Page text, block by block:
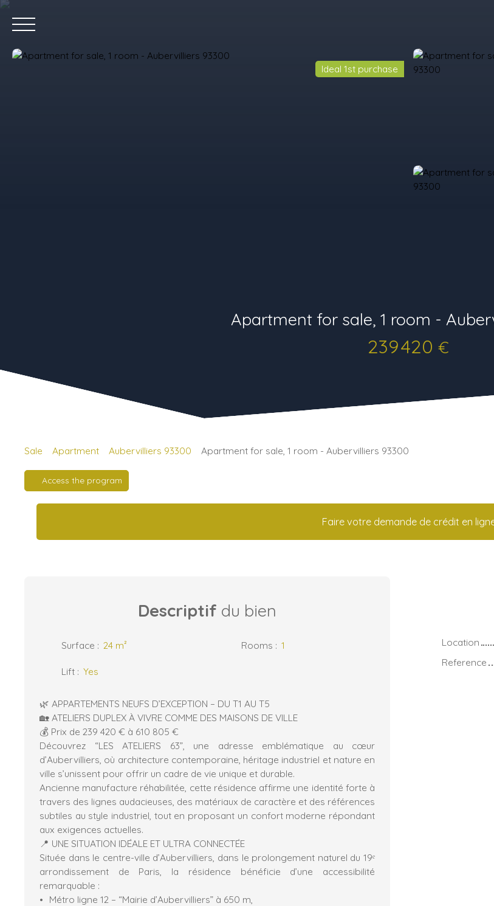
Ideal 1st purchase
Apartment for sale, 1 room -
239 420 €
Sale Apartment Aubervilliers 93300 Apartment for sale, 1 room - Aubervilliers 93300
Access the program
Faire votre demande de crédit en
Descriptif du bien
Surface : 24 m² Rooms : 1
Lift : Yes
🌿 APPARTEMENTS NEUFS D’EXCEPTION – DU T1 AU T5
🏡 ATELIERS DUPLEX À VIVRE COMME DES MAISONS DE VILLE
💰 Prix de 239 420 € à 610 805 €
Découvrez “LES ATELIERS 63”, une adresse emblématique au cœur
d’Aubervilliers, où architecture contemporaine, héritage industriel et nature en
ville s’unissent pour offrir un cadre de vie unique et durable.
Ancienne manufacture réhabilitée, cette résidence affirme une identité forte à
travers des lignes audacieuses, des matériaux de caractère et des références
subtiles au style industriel, tout en proposant un confort moderne répondant
aux exigences actuelles.
📍 UNE SITUATION IDÉALE ET ULTRA CONNECTÉE
Située dans le centre-ville d’Aubervilliers, dans le prolongement naturel du 19ᵉ
arrondissement de Paris, la résidence bénéficie d’une accessibilité
remarquable :
Métro ligne 12 – “Mairie d’Aubervilliers” à 650 m,
Location
Reference